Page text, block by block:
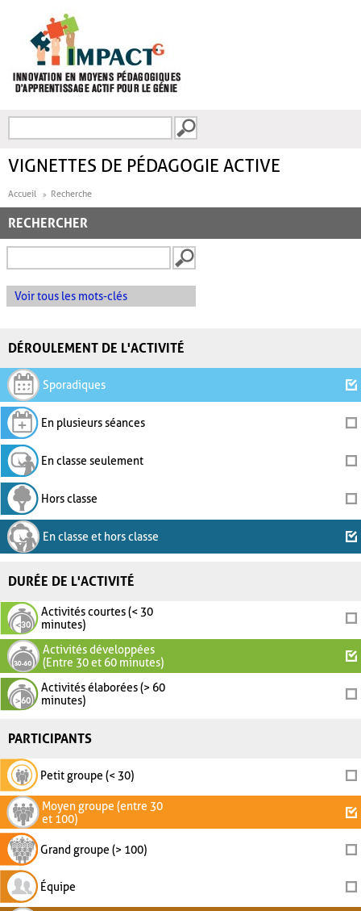
FORMULAIRE DE
VIGNETTES DE PÉDAGOGIE ACTIVE
Accueil Recherche
RECHERCHER
Voir tous les mots-clés
DÉROULEMENT DE L'ACTIVITÉ
Sporadiques
En plusieurs séances
En classe seulement
Hors classe
En classe et hors classe
DURÉE DE L'ACTIVITÉ
Activités courtes (< 30
minutes)
Activités développées
(Entre 30 et 60 minutes)
Activités élaborées (> 60
minutes)
PARTICIPANTS
Petit groupe (< 30)
Moyen groupe (entre 30
et 100)
Grand groupe (> 100)
Équipe